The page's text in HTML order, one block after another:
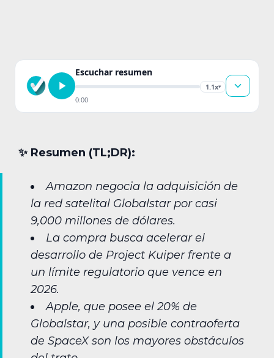
Escuchar resumen
1.1x▾
0:00
✨︎ Resumen (TL;DR):
Amazon negocia la adquisición de
la red satelital Globalstar por casi
9,000 millones de dólares.
La compra busca acelerar el
desarrollo de Project Kuiper frente a
un límite regulatorio que vence en
2026.
Apple, que posee el 20% de
Globalstar, y una posible contraoferta
de SpaceX son los mayores obstáculos